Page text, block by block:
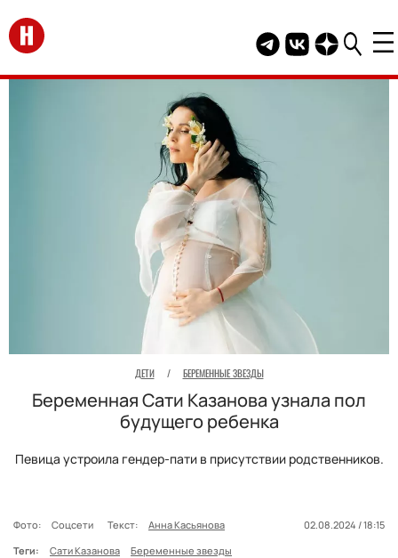
Перейти на главную
Telegram канал
Группа HELLO
Канал
ДЕТИ / БЕРЕМЕННЫЕ ЗВЕЗДЫ
Беременная Сати Казанова узнала пол
будущего ребенка
Певица устроила гендер-пати в присутствии родственников.
Фото: Соцсети Текст: Анна Касьянова
02.08.2024 / 18:15
Теги:
Сати Казанова Беременные звезды